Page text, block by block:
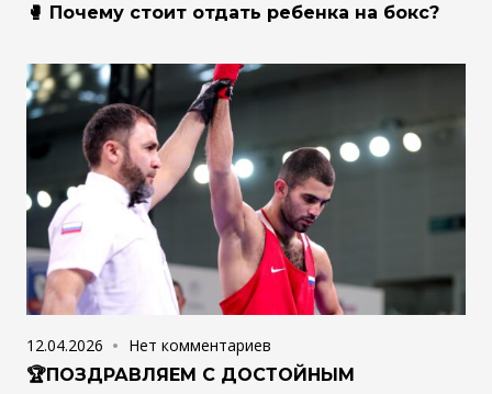
🥊 Почему стоит отдать ребенка на бокс?
12.04.2026
Нет комментариев
🏆ПОЗДРАВЛЯЕМ С ДОСТОЙНЫМ